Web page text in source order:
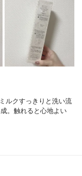
ルクすっきりと洗い流
。触れると心地よい